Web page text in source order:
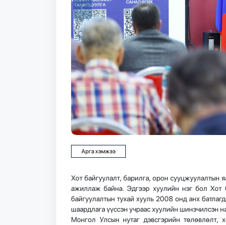
Арга хэмжээ
Хот байгуулалт, барилга, орон сууцжуулалтын
ажиллаж байна. Эдгээр хуулийн нэг бол Хот
байгуулалтын тухай хууль 2008 онд анх
шаардлага үүссэн учраас хуулийн шинэчилсэн
Монгол Улсын нутаг дэвсгэрийн төлөвлөлт,